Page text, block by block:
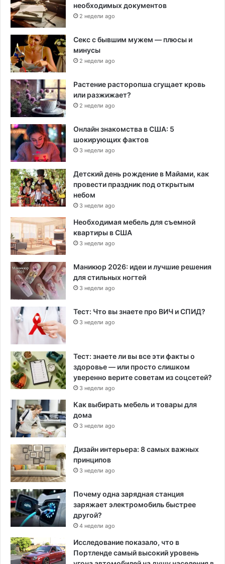
необходимых документов
2 недели ago
Секс с бывшим мужем — плюсы и
минусы
2 недели ago
Растение расторопша сгущает кровь
или разжижает?
2 недели ago
Онлайн знакомства в США: 5
шокирующих фактов
3 недели ago
Детский день рождение в Майами, как
провести праздник под открытым
небом
3 недели ago
Необходимая мебель для съемной
квартиры в США
3 недели ago
Маникюр 2026: идеи и лучшие решения
для стильных ногтей
3 недели ago
Тест: Что вы знаете про ВИЧ и СПИД?
3 недели ago
Тест: знаете ли вы все эти факты о
здоровье — или просто слишком
уверенно верите советам из соцсетей?
3 недели ago
Как выбирать мебель и товары для
дома
3 недели ago
Дизайн интерьера: 8 самых важных
принципов
3 недели ago
Почему одна зарядная станция
заряжает электромобиль быстрее
другой?
4 недели ago
Исследование показало, что в
Портленде самый высокий уровень